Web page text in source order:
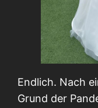
Endlich. Nach
Grund der